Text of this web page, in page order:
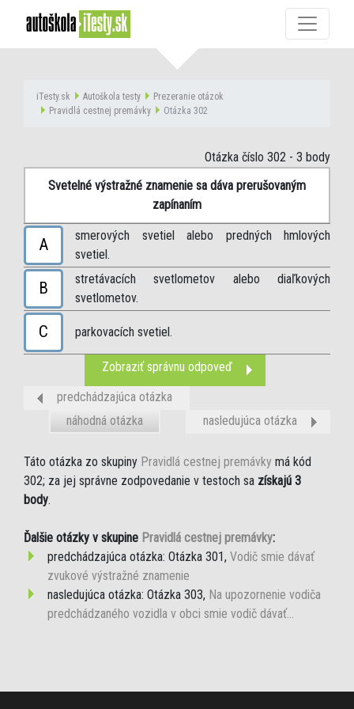
iTesty.sk Autoškola testy
Prezeranie otázok
Pravidlá cestnej premávky
Otázka 302
Otázka číslo 302 - 3 body
Svetelné výstražné znamenie sa dáva prerušovaným
zapínaním
A
smerových svetiel alebo predných hmlových
svetiel.
B
stretávacích svetlometov alebo diaľkových
svetlometov.
C parkovacích svetiel.
Zobraziť správnu odpoveď
predchádzajúca otázka
nasledujúca otázka
náhodná otázka
Táto otázka zo skupiny Pravidlá cestnej premávky má kód
302; za jej správne zodpovedanie v testoch sa získajú 3
body.
Ďalšie otázky v skupine Pravidlá cestnej premávky:
predchádzajúca otázka: Otázka 301, Vodič smie dávať
zvukové výstražné znamenie
nasledujúca otázka: Otázka 303, Na upozornenie vodiča
predchádzaného vozidla v obci smie vodič dávať...